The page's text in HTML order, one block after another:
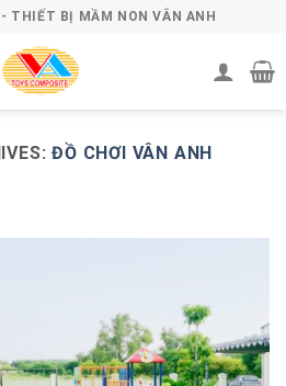
THIẾT BỊ MẦM NON VÂN ANH
ĐỒ CHƠI VÂN ANH